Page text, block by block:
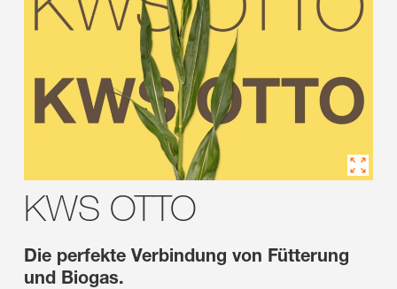
KWS OTTO
Die perfekte Verbindung von Fütterung
und Biogas.